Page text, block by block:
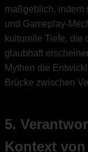
maßgeblich, indem
und Gameplay-
kulturelle Tiefe, die
glaubhaft
Mythen die
Brücke zwischen
5.
Kontext